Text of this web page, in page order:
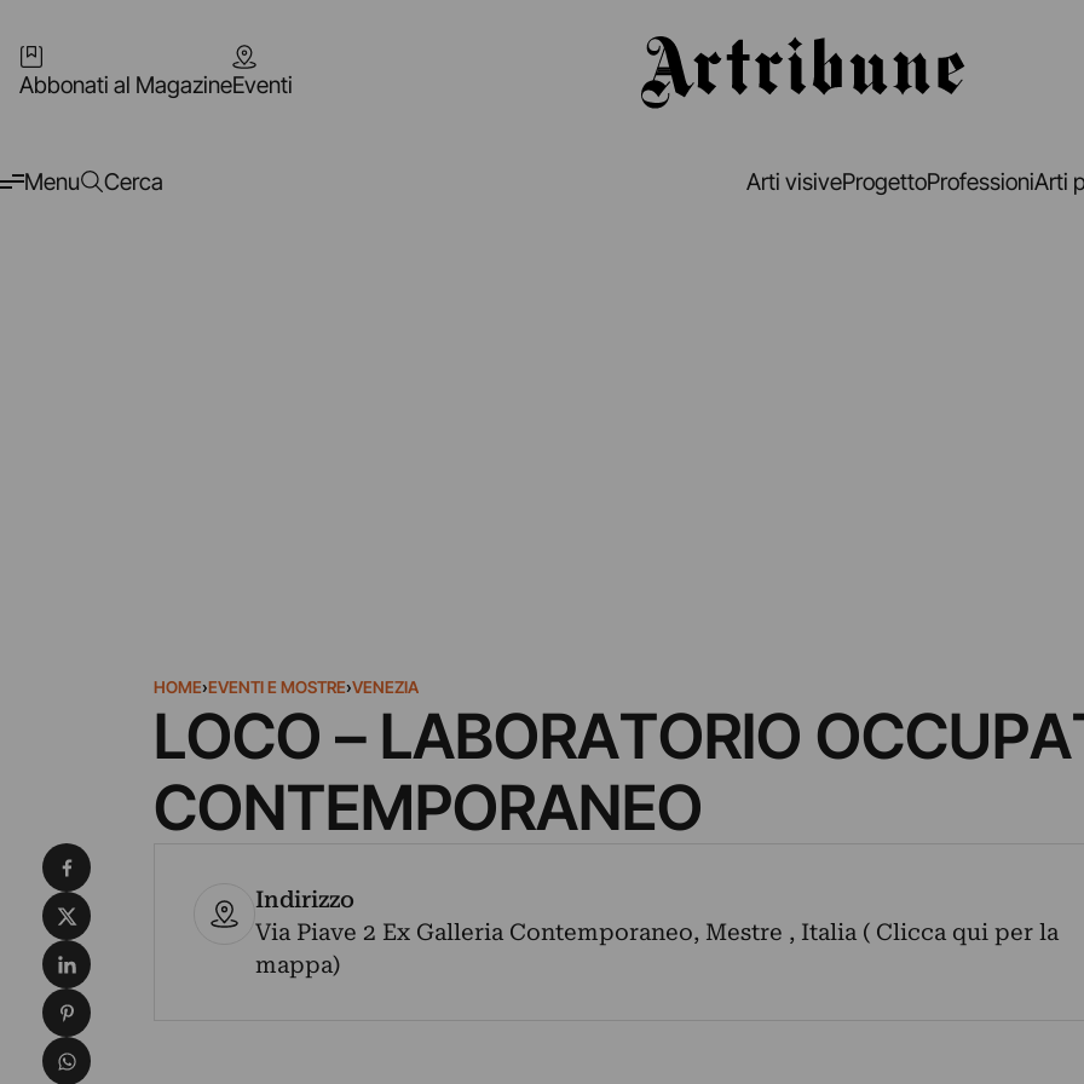
Abbonati al MagazineEventi
Menu Cerca Arti visiveProgettoProfessioniArti
HOME›EVENTI E MOSTRE›VENEZIA
LOCO – LABORATORIO
CONTEMPORANEO
Indirizzo
Via Piave 2 Ex Galleria Contemporaneo, Mestre , Italia ( Clicca qui per la
mappa)
Condividi su Facebook
Condividi su X
Condividi su LinkedIn
Condividi su Pinterest
Condividi su WhatsApp